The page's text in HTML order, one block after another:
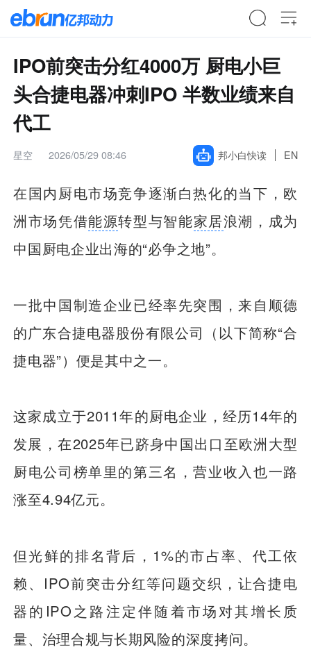
IPO前突击分红4000万 厨电小巨
头合捷电器冲刺IPO 半数业绩来自
代工
星空 2026/05/29 08:46 邦小白快读 EN
在国内厨电市场竞争逐渐白热化的当下，欧
洲市场凭借能源转型与智能家居浪潮，成为
中国厨电企业出海的“必争之地”。
一批中国制造企业已经率先突围，来自顺德
的广东合捷电器股份有限公司（以下简称“合
捷电器”）便是其中之一。
这家成立于2011年的厨电企业，经历14年的
发展，在2025年已跻身中国出口至欧洲大型
厨电公司榜单里的第三名，营业收入也一路
涨至4.94亿元。
但光鲜的排名背后，1%的市占率、代工依
赖、IPO前突击分红等问题交织，让合捷电
器的IPO之路注定伴随着市场对其增长质
量、治理合规与长期风险的深度拷问。